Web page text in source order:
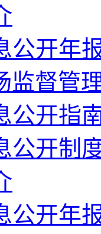
公开年
监督管
公开指
公开制
公开年